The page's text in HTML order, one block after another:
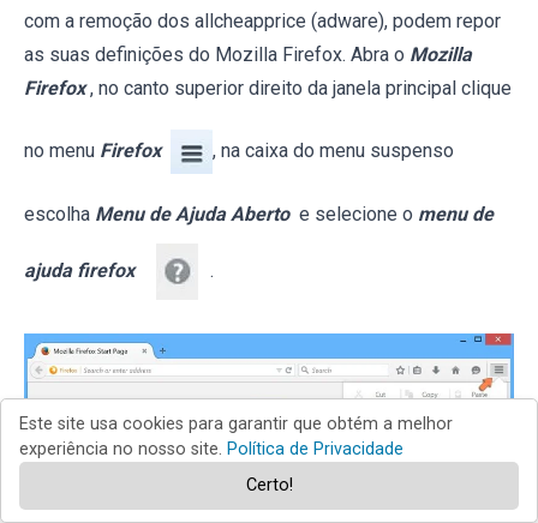
com a remoção dos allcheapprice (adware), podem repor
as suas definições do Mozilla Firefox. Abra o Mozilla
Firefox , no canto superior direito da janela principal clique
no menu Firefox , na caixa do menu suspenso
escolha Menu de Ajuda Aberto e selecione o menu de
ajuda firefox .
Este site usa cookies para garantir que obtém a melhor
experiência no nosso site. Política de Privacidade
Certo!